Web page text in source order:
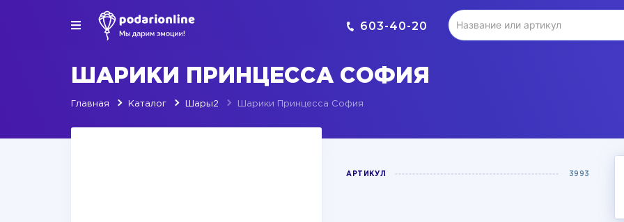
603-40-20
ШАРИКИ ПРИНЦЕССА СОФИЯ
Главная Каталог Шары2 Шарики Принцесса София
АРТИКУЛ 3993